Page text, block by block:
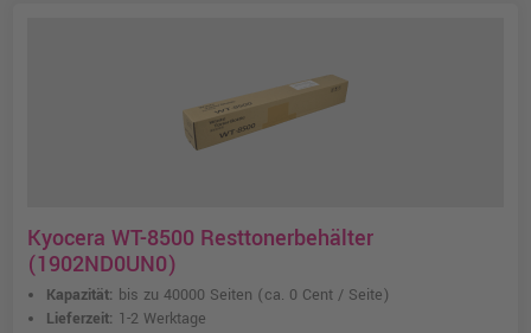
Kyocera WT-8500 Resttonerbehälter
(1902ND0UN0)
Kapazität: bis zu 40000 Seiten (ca. 0 Cent / Seite)
Lieferzeit: 1-2 Werktage